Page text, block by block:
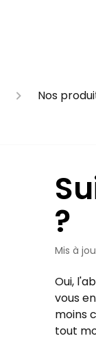
Nos
?
Mis à
Oui,
vous
moins
tout